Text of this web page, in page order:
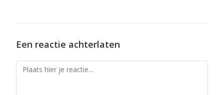
Een reactie achterlaten